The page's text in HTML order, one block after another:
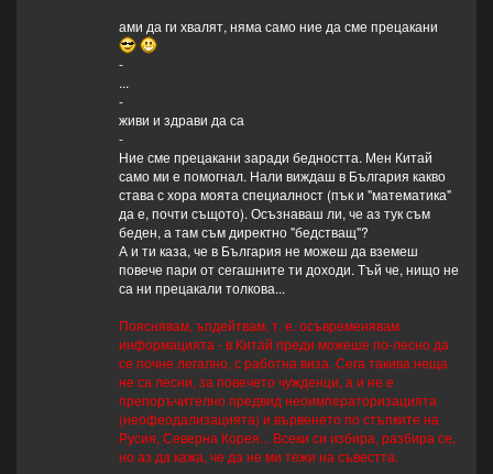
ами да ги хвалят, няма само ние да сме прецакани
-
...
-
живи и здрави да са
-
Ние сме прецакани заради бедността. Мен Китай
само ми е помогнал. Нали виждаш в България какво
става с хора моята специалност (пък и "математика"
да е, почти същото). Осъзнаваш ли, че аз тук съм
беден, а там съм директно "бедстващ"?
А и ти каза, че в България не можеш да вземеш
повече пари от сегашните ти доходи. Тъй че, нищо не
са ни прецакали толкова...
Пояснявам, ъпдейтвам, т. е. осъвременявам
информацията - в Китай преди можеше по-лесно да
се почне легално, с работна виза. Сега такива неща
не са лесни, за повечето чужденци, а и не е
препоръчително предвид неоимператоризацията
(неофеодализацията) и вървенето по стъпките на
Русия, Северна Корея... Всеки си избира, разбира се,
но аз да кажа, че да не ми тежи на съвестта.